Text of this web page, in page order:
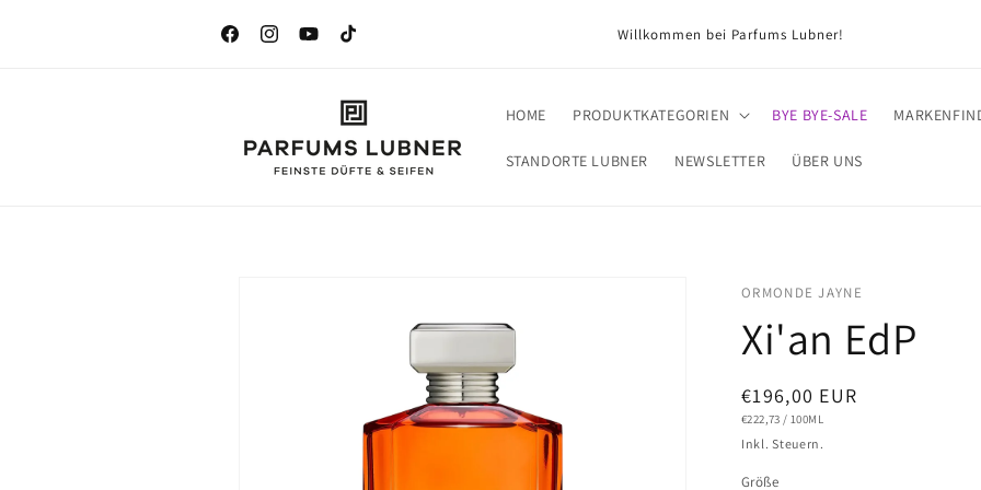
FacebookInstagramYouTubeTikTok
Willkommen bei Parfums Lubner!
HOME PRODUKTKATEGORIEN BYE BYE-SALE
STANDORTE LUBNER NEWSLETTER ÜBER UNS
ORMONDE JAYNE
Xi'an EdP
Normaler
Preis
€196,00 EUR
GRUNDPREIS
€222,73 / PRO
100ML
Inkl. Steuern.
Größe